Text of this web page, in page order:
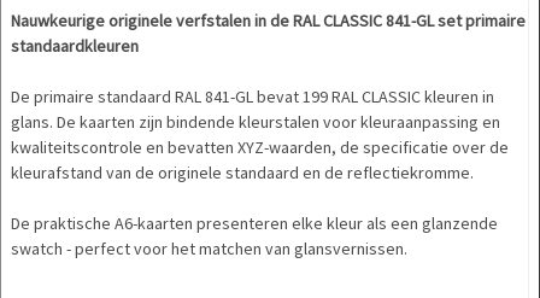
Nauwkeurige originele verfstalen in de RAL CLASSIC 841-GL set primaire
standaardkleuren
De primaire standaard RAL 841-GL bevat 199 RAL CLASSIC kleuren in
glans. De kaarten zijn bindende kleurstalen voor kleuraanpassing en
kwaliteitscontrole en bevatten XYZ-waarden, de specificatie over de
kleurafstand van de originele standaard en de reflectiekromme.
De praktische A6-kaarten presenteren elke kleur als een glanzende
swatch - perfect voor het matchen van glansvernissen.